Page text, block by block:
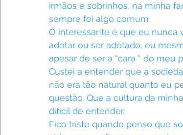
irmãos e sobrinhos, na minha
sempre foi algo comum.
O interessante é que eu nunca
adotar ou ser adotado, eu
apesar de ser a “cara “ do meu
Custei a entender que a
não era tão natural quanto eu
questão. Que a cultura da
difícil de entender.
Fico triste quando penso que